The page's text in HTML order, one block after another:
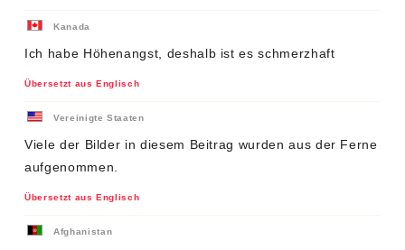
Kanada
Ich habe Höhenangst, deshalb ist es schmerzhaft
Übersetzt aus Englisch
Vereinigte Staaten
Viele der Bilder in diesem Beitrag wurden aus der Ferne
aufgenommen.
Übersetzt aus Englisch
Afghanistan